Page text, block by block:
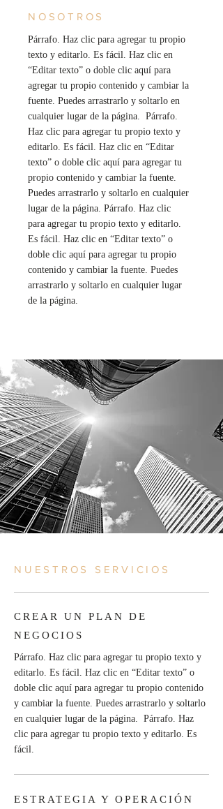
NOSOTROS
Párrafo. Haz clic para agregar tu propio
texto y editarlo. Es fácil. Haz clic en
“Editar texto” o doble clic aquí para
agregar tu propio contenido y cambiar la
fuente. Puedes arrastrarlo y soltarlo en
cualquier lugar de la página. Párrafo.
Haz clic para agregar tu propio texto y
editarlo. Es fácil. Haz clic en “Editar
texto” o doble clic aquí para agregar tu
propio contenido y cambiar la fuente.
Puedes arrastrarlo y soltarlo en cualquier
lugar de la página. Párrafo. Haz clic
para agregar tu propio texto y editarlo.
Es fácil. Haz clic en “Editar texto” o
doble clic aquí para agregar tu propio
contenido y cambiar la fuente. Puedes
arrastrarlo y soltarlo en cualquier lugar
de la página.
NUESTROS SERVICIOS
CREAR UN PLAN DE
NEGOCIOS
Párrafo. Haz clic para agregar tu propio texto y
editarlo. Es fácil. Haz clic en “Editar texto” o
doble clic aquí para agregar tu propio contenido
y cambiar la fuente. Puedes arrastrarlo y soltarlo
en cualquier lugar de la página. Párrafo. Haz
clic para agregar tu propio texto y editarlo. Es
fácil.
ESTRATEGIA Y OPERACIÓN